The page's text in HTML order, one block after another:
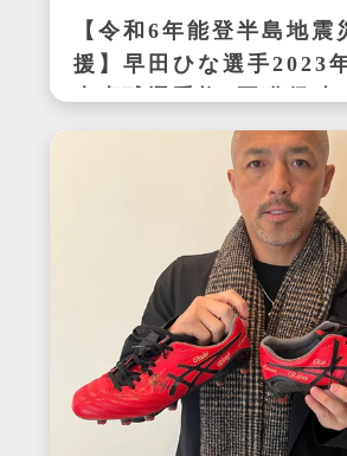
【令和6年能登半島地震
援】早田ひな選手2023
本卓球選手権3冠獲得時
サイン入りセットアップ